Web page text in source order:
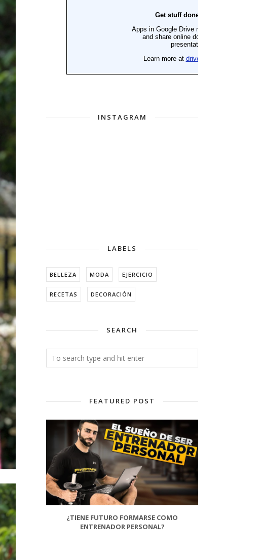
INSTAGRAM
LABELS
BELLEZA MODA EJERCICIO
RECETAS DECORACIÓN
SEARCH
FEATURED POST
¿TIENE FUTURO FORMARSE COMO
ENTRENADOR PERSONAL?